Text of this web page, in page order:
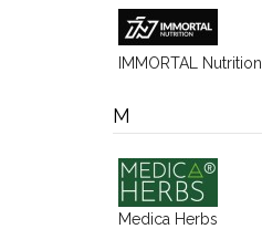
IMMORTAL Nutrition
M
Medica Herbs